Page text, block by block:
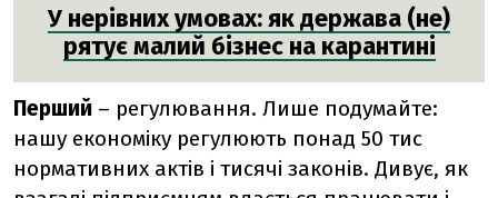
У нерівних умовах: як держава (не)
рятує малий бізнес на карантині
Перший – регулювання. Лише подумайте:
нашу економіку регулюють понад 50 тис
нормативних актів і тисячі законів. Дивує, як